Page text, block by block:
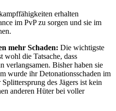
erhalten
im PvP zu sorgen und sie im
mehr Schaden: Die wichtigste
wohl die Tatsache, dass
verlangsamen. Bisher haben sie
wurde ihr Detonationsschaden im
des Jägers ist kein
anderen Hüter bei voller